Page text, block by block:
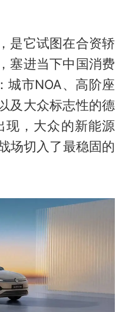
是它试图在合资轿
塞进当下中国消费
城市NOA、高阶座
及大众标志性的德
现，大众的新能源
场切入了最稳固的